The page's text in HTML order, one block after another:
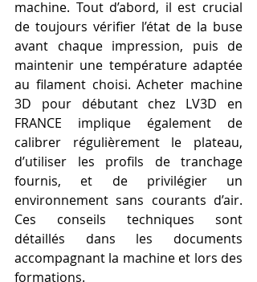
machine. Tout d’abord, il est crucial
de toujours vérifier l’état de la buse
avant chaque impression, puis de
maintenir une température adaptée
au filament choisi. Acheter machine
3D pour débutant chez LV3D en
FRANCE implique également de
calibrer régulièrement le plateau,
d’utiliser les profils de tranchage
fournis, et de privilégier un
environnement sans courants d’air.
Ces conseils techniques sont
détaillés dans les documents
accompagnant la machine et lors des
formations.